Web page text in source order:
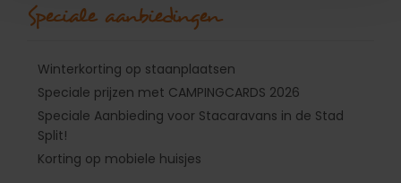
Speciale aanbiedingen
Winterkorting op staanplaatsen
Speciale prijzen met CAMPINGCARDS 2026
Speciale Aanbieding voor Stacaravans in de Stad
Split!
Korting op mobiele huisjes